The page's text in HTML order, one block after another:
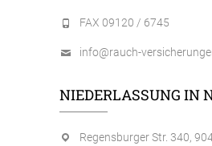
FAX 09120 / 6745
info@rauch-
NIEDERLASSUNG IN
Regensburger Str. 340,